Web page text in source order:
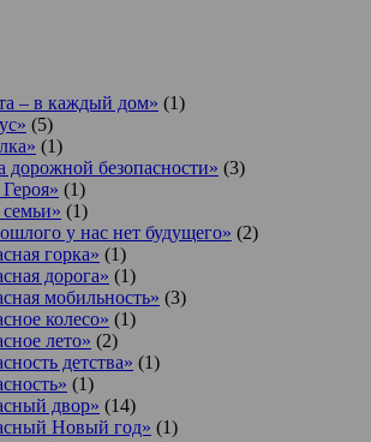
– в каждый дом» (1)
(5)
(1)
дорожной безопасности» (3)
(1)
(1)
у нас нет будущего» (2)
горка» (1)
дорога» (1)
мобильность» (3)
колесо» (1)
лето» (2)
детства» (1)
(1)
двор» (14)
Новый год» (1)